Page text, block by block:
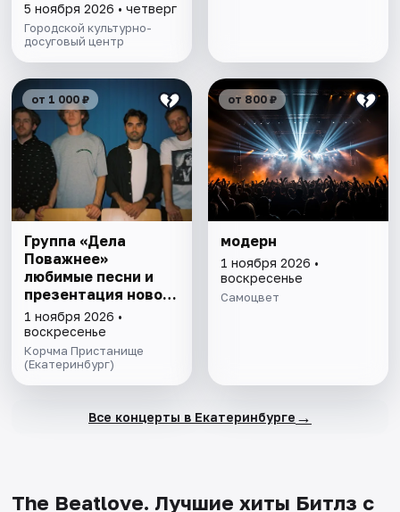
5 ноября 2026 • четверг
Городской культурно-
досуговый центр
от 1 000 ₽
Группа «Дела
Поважнее»
любимые песни и
презентация нового
альбома
1 ноября 2026 •
воскресенье
Корчма Пристанище
(Екатеринбург)
от 800 ₽
модерн
1 ноября 2026 •
воскресенье
Самоцвет
Все концерты в Екатеринбурге →
The Beatlove. Лучшие хиты Битлз с